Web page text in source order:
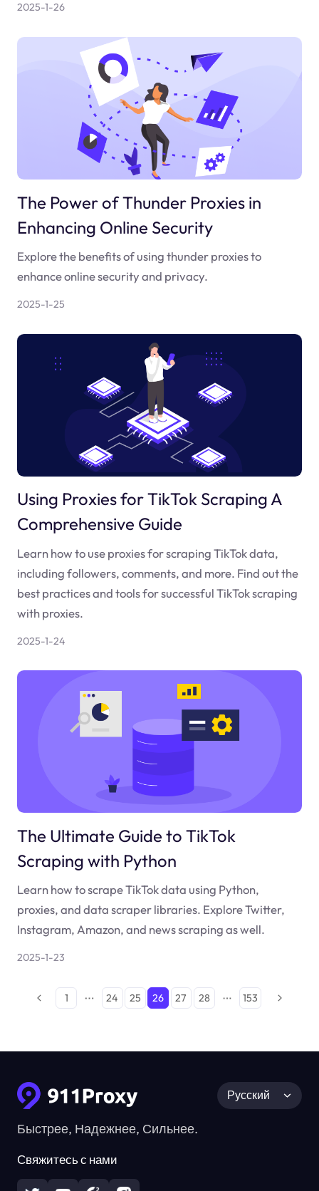
2025-1-26
The Power of Thunder Proxies in
Enhancing Online Security
Explore the benefits of using thunder proxies to
enhance online security and privacy.
2025-1-25
Using Proxies for TikTok Scraping A
Comprehensive Guide
Learn how to use proxies for scraping TikTok data,
including followers, comments, and more. Find out the
best practices and tools for successful TikTok scraping
with proxies.
2025-1-24
The Ultimate Guide to TikTok
Scraping with Python
Learn how to scrape TikTok data using Python,
proxies, and data scraper libraries. Explore Twitter,
Instagram, Amazon, and news scraping as well.
2025-1-23
1 24 25 26 27 28 153
Быстрее, Надежнее, Сильнее.
Свяжитесь с нами
Русский